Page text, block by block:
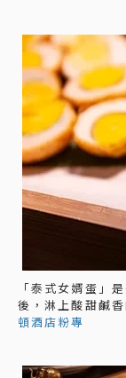
「泰式女婿蛋」
後，淋上酸甜鹹
頓酒店粉專